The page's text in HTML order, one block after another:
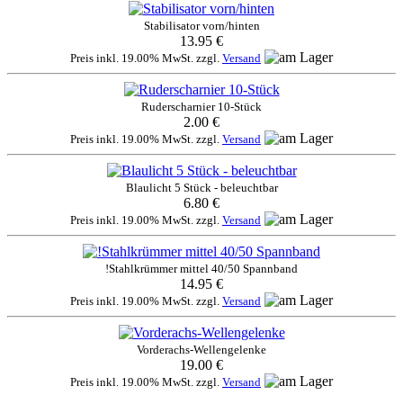
Stabilisator vorn/hinten
13.95 €
Preis inkl. 19.00% MwSt. zzgl. Versand
Ruderscharnier 10-Stück
2.00 €
Preis inkl. 19.00% MwSt. zzgl. Versand
Blaulicht 5 Stück - beleuchtbar
6.80 €
Preis inkl. 19.00% MwSt. zzgl. Versand
!Stahlkrümmer mittel 40/50 Spannband
14.95 €
Preis inkl. 19.00% MwSt. zzgl. Versand
Vorderachs-Wellengelenke
19.00 €
Preis inkl. 19.00% MwSt. zzgl. Versand